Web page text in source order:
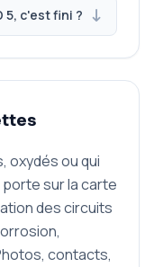
5, c'est fini ?
oxydés ou qui
sur la carte
des circuits
contacts,